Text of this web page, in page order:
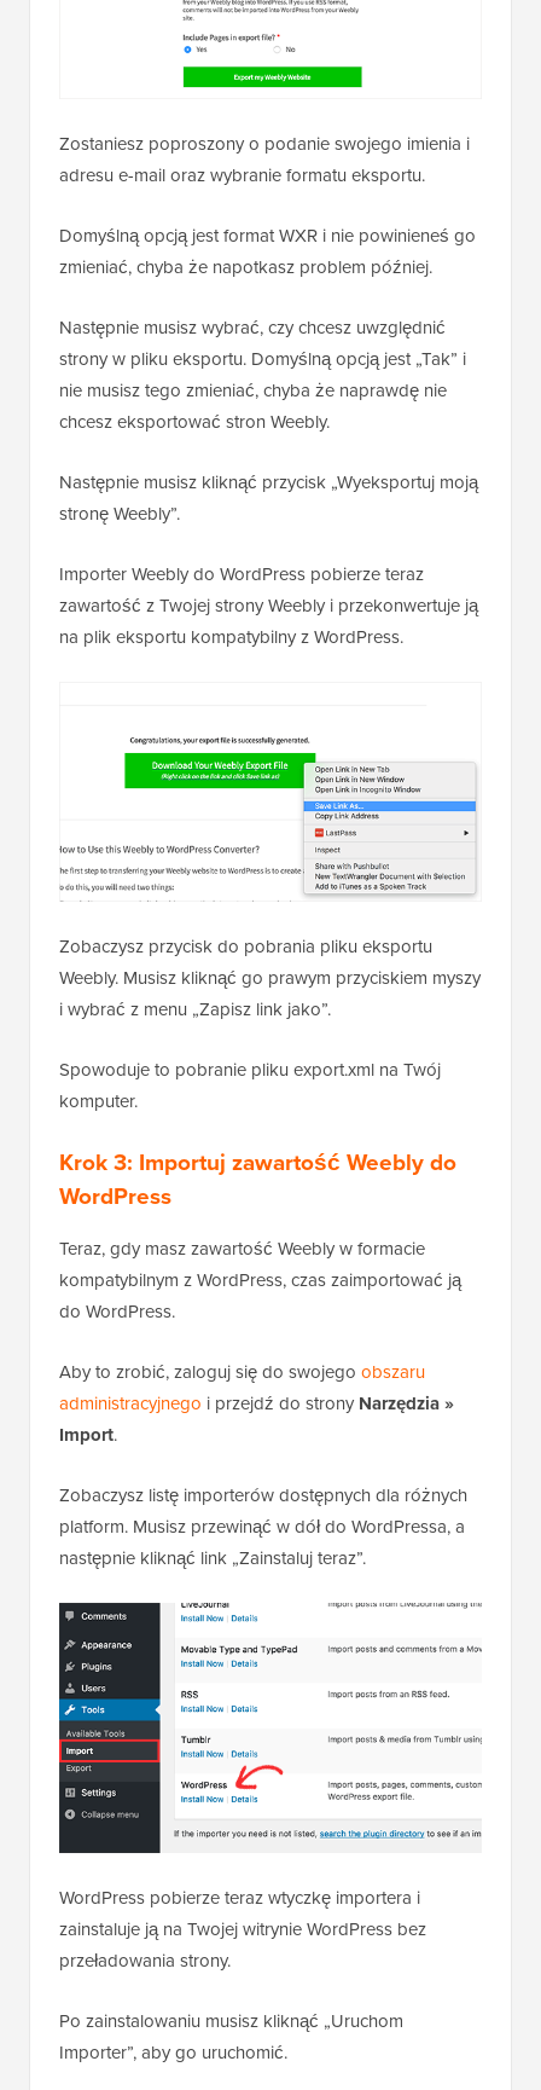
Zostaniesz poproszony o podanie swojego imienia i
adresu e-mail oraz wybranie formatu eksportu.
Domyślną opcją jest format WXR i nie powinieneś go
zmieniać, chyba że napotkasz problem później.
Następnie musisz wybrać, czy chcesz uwzględnić
strony w pliku eksportu. Domyślną opcją jest „Tak” i
nie musisz tego zmieniać, chyba że naprawdę nie
chcesz eksportować stron Weebly.
Następnie musisz kliknąć przycisk „Wyeksportuj moją
stronę Weebly”.
Importer Weebly do WordPress pobierze teraz
zawartość z Twojej strony Weebly i przekonwertuje ją
na plik eksportu kompatybilny z WordPress.
Zobaczysz przycisk do pobrania pliku eksportu
Weebly. Musisz kliknąć go prawym przyciskiem myszy
i wybrać z menu „Zapisz link jako”.
Spowoduje to pobranie pliku export.xml na Twój
komputer.
Krok 3: Importuj zawartość Weebly do
WordPress
Teraz, gdy masz zawartość Weebly w formacie
kompatybilnym z WordPress, czas zaimportować ją
do WordPress.
Aby to zrobić, zaloguj się do swojego obszaru
administracyjnego i przejdź do strony Narzędzia »
Import.
Zobaczysz listę importerów dostępnych dla różnych
platform. Musisz przewinąć w dół do WordPressa, a
następnie kliknąć link „Zainstaluj teraz”.
WordPress pobierze teraz wtyczkę importera i
zainstaluje ją na Twojej witrynie WordPress bez
przeładowania strony.
Po zainstalowaniu musisz kliknąć „Uruchom
Importer”, aby go uruchomić.